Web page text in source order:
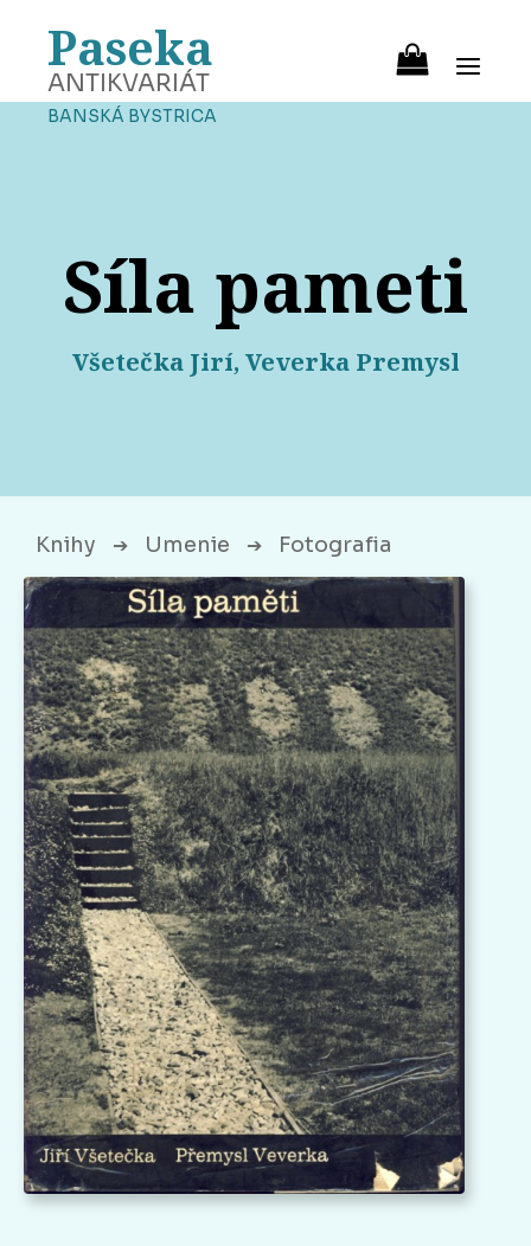
Paseka
ANTIKVARIÁT
BANSKÁ BYSTRICA
Síla pameti
Všetečka Jirí, Veverka Premysl
Knihy ➔ Umenie ➔ Fotografia